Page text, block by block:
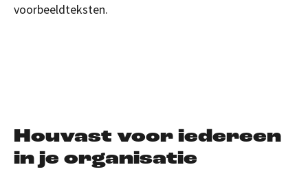
voorbeeldteksten.
Houvast voor iedereen
in je organisatie